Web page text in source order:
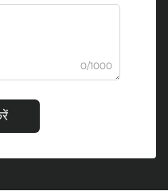
0/1000